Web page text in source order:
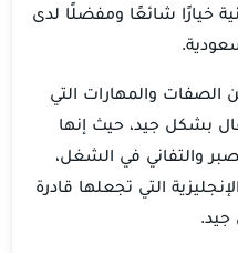
خيارًا شائعًا ومفضلًا لدى
الصفات والمهارات التي
بشكل جيد، حيث إنها
والتفاني في الشغل،
التي تجعلها قادرة